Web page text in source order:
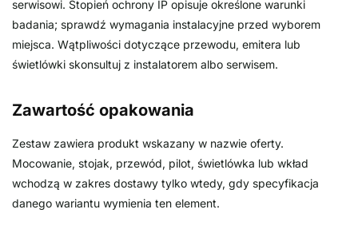
serwisowi. Stopień ochrony IP opisuje określone warunki
badania; sprawdź wymagania instalacyjne przed wyborem
miejsca. Wątpliwości dotyczące przewodu, emitera lub
świetlówki skonsultuj z instalatorem albo serwisem.
Zawartość opakowania
Zestaw zawiera produkt wskazany w nazwie oferty.
Mocowanie, stojak, przewód, pilot, świetlówka lub wkład
wchodzą w zakres dostawy tylko wtedy, gdy specyfikacja
danego wariantu wymienia ten element.